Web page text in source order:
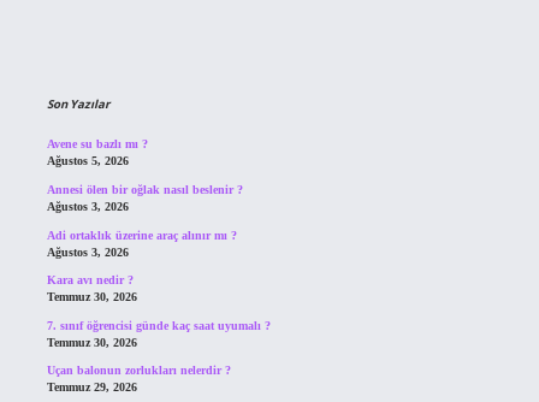
Son Yazılar
Avene su bazlı mı ?
Ağustos 5, 2026
Annesi ölen bir oğlak nasıl beslenir ?
Ağustos 3, 2026
Adi ortaklık üzerine araç alınır mı ?
Ağustos 3, 2026
Kara avı nedir ?
Temmuz 30, 2026
7. sınıf öğrencisi günde kaç saat uyumalı ?
Temmuz 30, 2026
Uçan balonun zorlukları nelerdir ?
Temmuz 29, 2026